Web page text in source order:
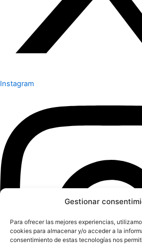
Gestionar
Para ofrecer las mejores experiencias,
cookies para almacenar y/o acceder a la
consentimiento de estas tecnologías nos
Instagram